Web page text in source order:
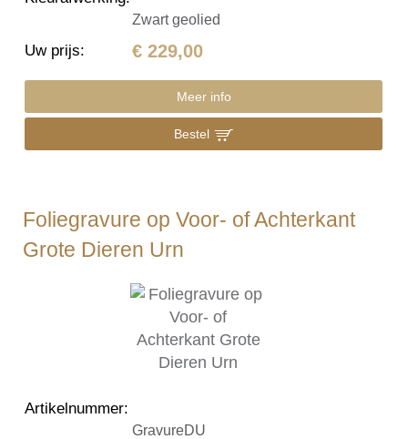
Zwart geolied
Uw prijs: € 229,00
Meer info
Bestel
Foliegravure op Voor- of Achterkant
Grote Dieren Urn
Artikelnummer:
GravureDU